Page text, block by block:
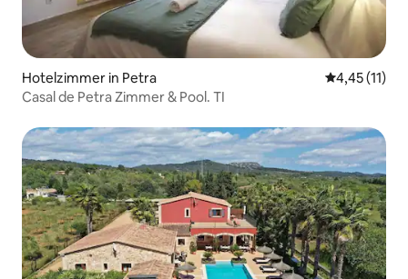
Hotelzimmer in Petra
4,45 (11)
Casal de Petra Zimmer & Pool. TI